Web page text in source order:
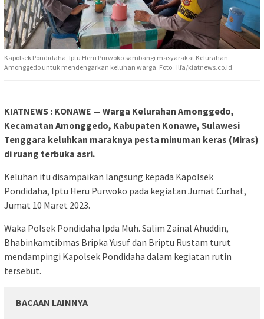
Kapolsek Pondidaha, Iptu Heru Purwoko sambangi masyarakat Kelurahan
Amonggedo untuk mendengarkan keluhan warga. Foto : Ilfa/kiatnews.co.id.
KIATNEWS : KONAWE — Warga Kelurahan Amonggedo,
Kecamatan Amonggedo, Kabupaten Konawe, Sulawesi
Tenggara keluhkan maraknya pesta minuman keras (Miras)
di ruang terbuka asri.
Keluhan itu disampaikan langsung kepada Kapolsek
Pondidaha, Iptu Heru Purwoko pada kegiatan Jumat Curhat,
Jumat 10 Maret 2023.
Waka Polsek Pondidaha Ipda Muh. Salim Zainal Ahuddin,
Bhabinkamtibmas Bripka Yusuf dan Briptu Rustam turut
mendampingi Kapolsek Pondidaha dalam kegiatan rutin
tersebut.
BACAAN LAINNYA